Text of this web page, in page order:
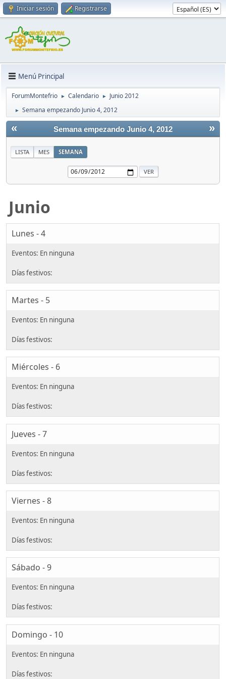
Iniciar sesión Registrarse
Menú Principal
ForumMontefrio ► Calendario ► Junio 2012
► Semana empezando Junio 4, 2012
« »
Semana empezando Junio 4, 2012
LISTA MES SEMANA
Junio
Lunes - 4
Martes - 5
Miércoles - 6
Jueves - 7
Viernes - 8
Sábado - 9
Domingo - 10